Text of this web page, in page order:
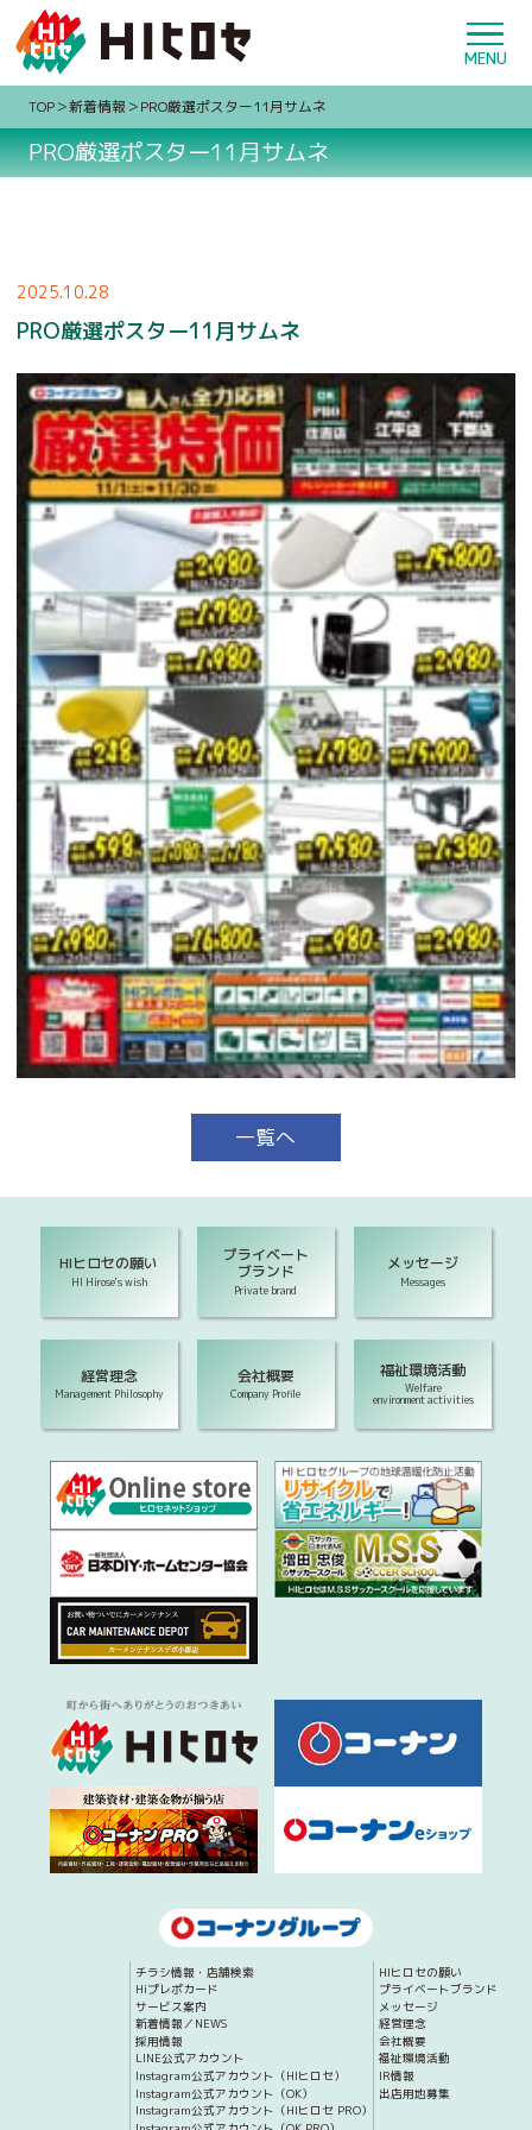
TOP 新着情報 PRO厳選ポスター11月サムネ
PRO厳選ポスター11月サムネ
2025.10.28
PRO厳選ポスター11月サムネ
一覧へ
HIヒロセの願い
HI Hirose's wish
プライベート
ブランド
Private brand
メッセージ
Messages
経営理念
Management Philosophy
会社概要
Company Profile
福祉環境活動
Welfare
environment activities
チラシ情報・店舗検索
Hiプレポカード
サービス案内
新着情報／NEWS
採用情報
LINE公式アカウント
Instagram公式アカウント（HIヒロセ）
Instagram公式アカウント（OK）
Instagram公式アカウント（HIヒロセ PRO）
HIヒロセの願い
プライベートブランド
メッセージ
経営理念
会社概要
福祉環境活動
IR情報
出店用地募集